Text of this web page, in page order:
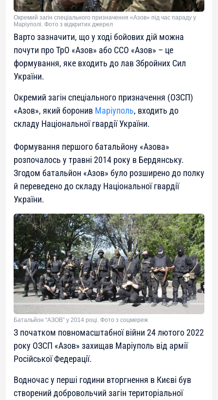
Окремий загін спеціального призначення «Азов» під час параду у
Маріуполі. Фото з відкритих джерел
Варто зазначити, що у ході бойових дій можна
почути про ТрО «Азов» або ССО «Азов» – це
формування, яке входить до лав Збройних Сил
України.
Окремий загін спеціального призначення (ОЗСП)
«Азов», який боронив Маріуполь, входить до
складу Національної гвардії України.
Формування першого батальйону «Азова»
розпочалось у травні 2014 року в Бердянську.
Згодом батальйон «Азов» було розширено до полку
й переведено до складу Національної гвардії
України.
Батальйон “АЗОВ” у 2014 році. Фото з соцмереж
З початком повномасштабної війни 24 лютого 2022
року ОЗСП «Азов» захищав Маріуполь від армії
Російської Федерації.
Водночас у перші години вторгнення в Києві був
створений добровольчий загін територіальної